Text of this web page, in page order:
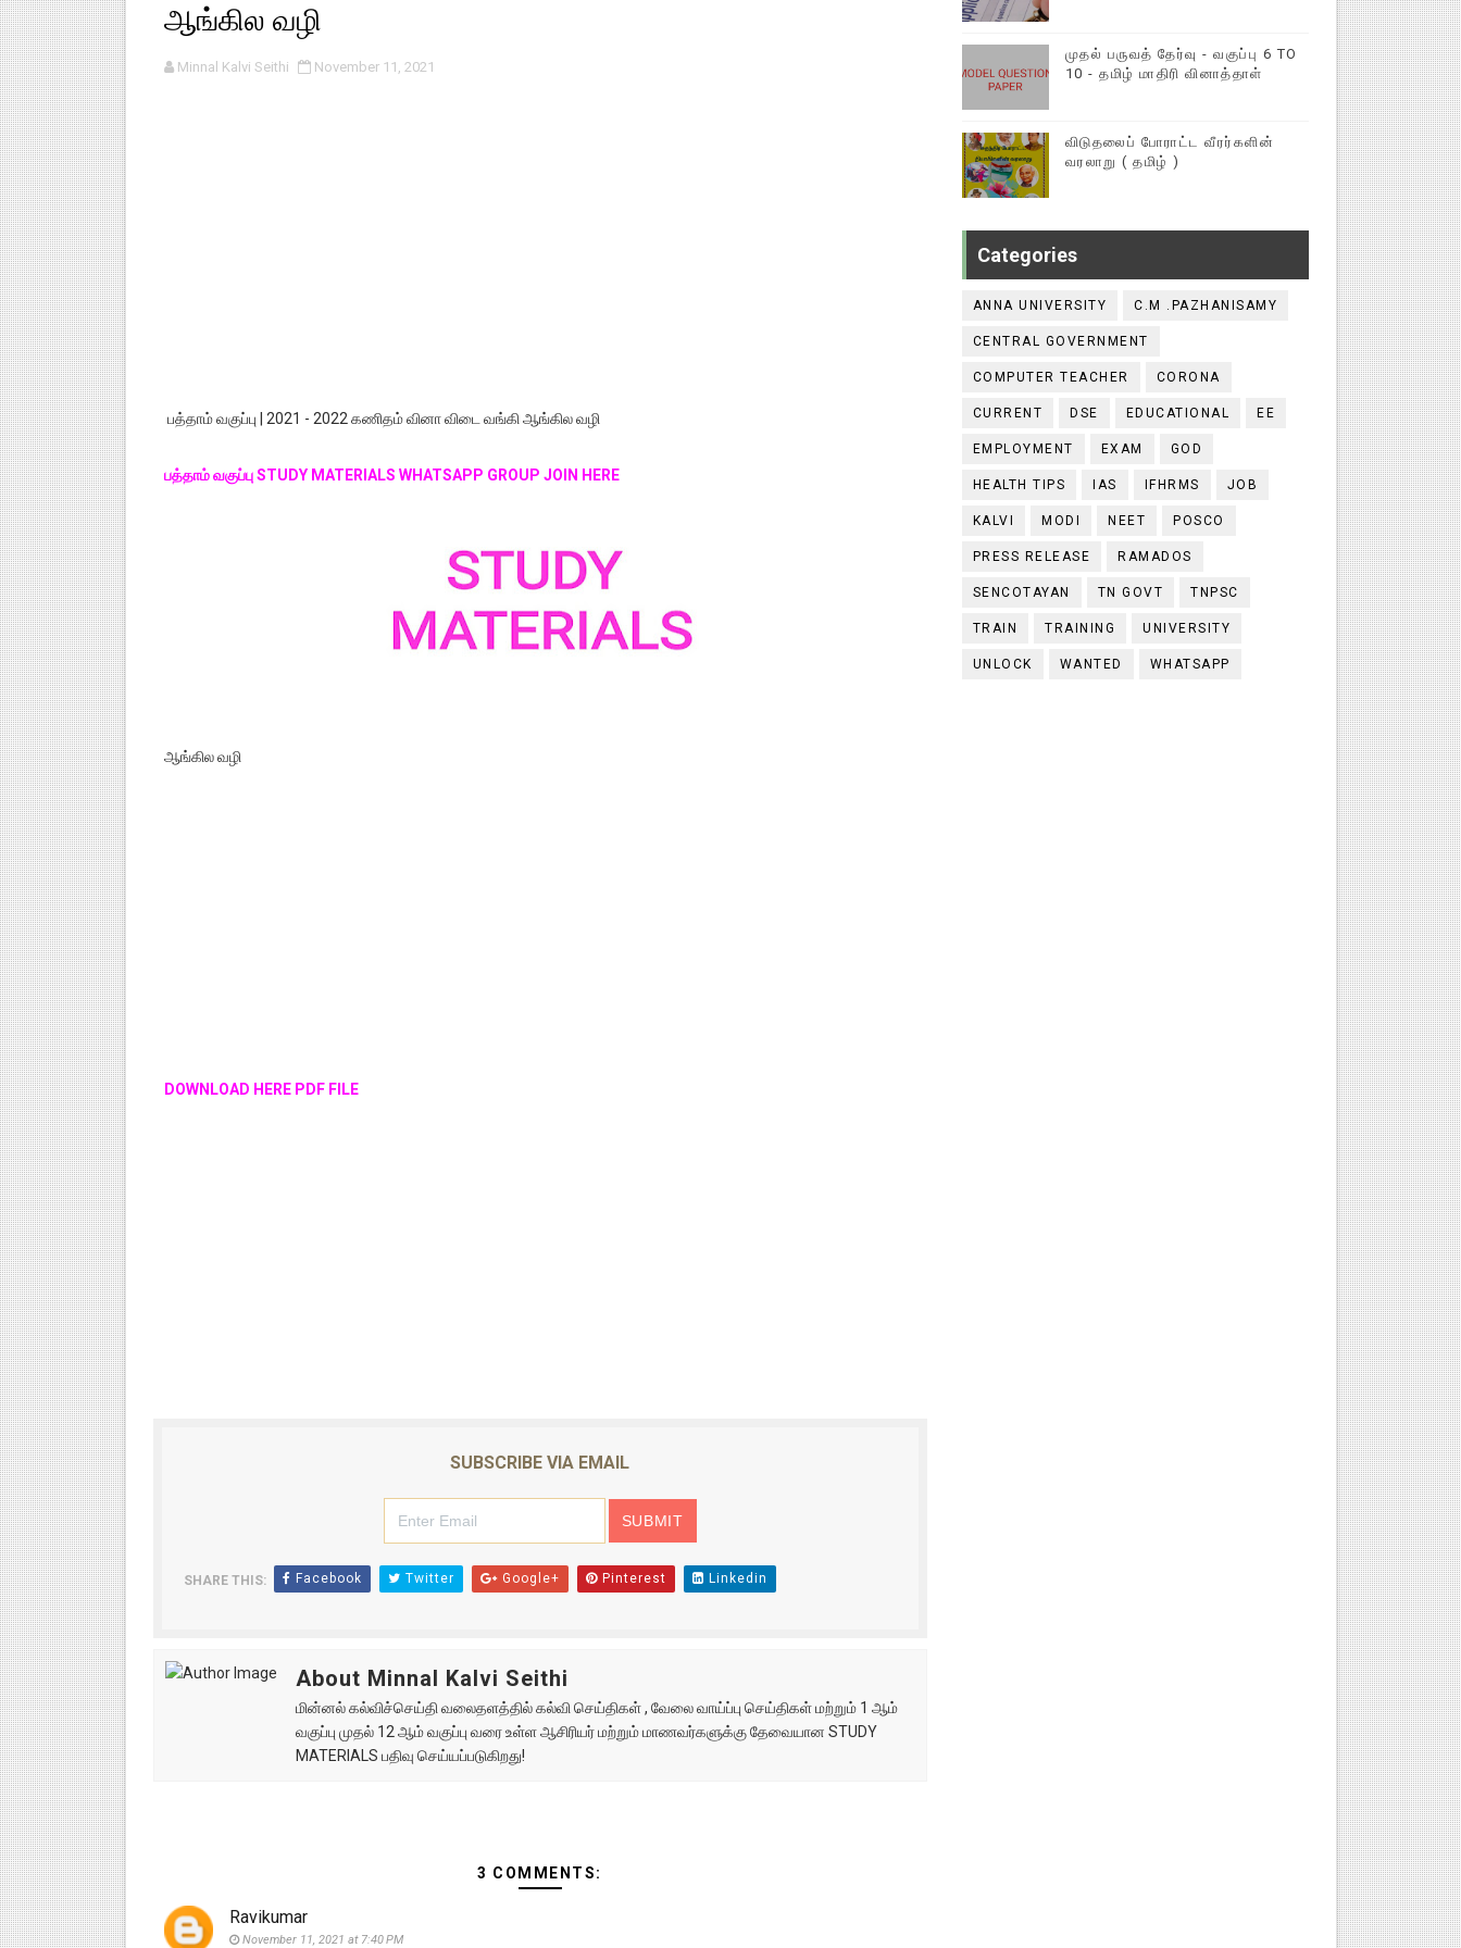
பள்ளி காலை வழிபாட்டுச் செயல்பாடுகள் - டிசம்பர் 17
குழந்தைகள் பாதுகாப்பு அலகில் வேலை வாய்ப்பு ( டிச 18 )
ஆங்கில வழி
Minnal Kalvi Seithi November 11, 2021
பத்தாம் வகுப்பு | 2021 - 2022 கணிதம் வினா விடை வங்கி ஆங்கில வழி
பத்தாம் வகுப்பு STUDY MATERIALS WHATSAPP GROUP JOIN HERE
ஆங்கில வழி
DOWNLOAD HERE PDF FILE
SUBSCRIBE VIA EMAIL
SHARE THIS: Facebook Twitter Google+ Pinterest Linkedin
About Minnal Kalvi Seithi
மின்னல் கல்விச்செய்தி வலைதளத்தில் கல்வி செய்திகள் , வேலை வாய்ப்பு செய்திகள் மற்றும் 1 ஆம்
வகுப்பு முதல் 12 ஆம் வகுப்பு வரை உள்ள ஆசிரியர் மற்றும் மாணவர்களுக்கு தேவையான STUDY
MATERIALS பதிவு செய்யப்படுகிறது!
3 COMMENTS:
Ravikumar
November 11, 2021 at 7:40 PM
முதல் பருவத் தேர்வு - வகுப்பு 6 TO
10 - தமிழ் மாதிரி வினாத்தாள்
விடுதலைப் போராட்ட வீரர்களின்
வரலாறு ( தமிழ் )
Categories
ANNA UNIVERSITY C.M .PAZHANISAMY
CENTRAL GOVERNMENT
COMPUTER TEACHER CORONA
CURRENT DSE EDUCATIONAL EE
EMPLOYMENT EXAM GOD
HEALTH TIPS IAS IFHRMS JOB
KALVI MODI NEET POSCO
PRESS RELEASE RAMADOS
SENCOTAYAN TN GOVT TNPSC
TRAIN TRAINING UNIVERSITY
UNLOCK WANTED WHATSAPP